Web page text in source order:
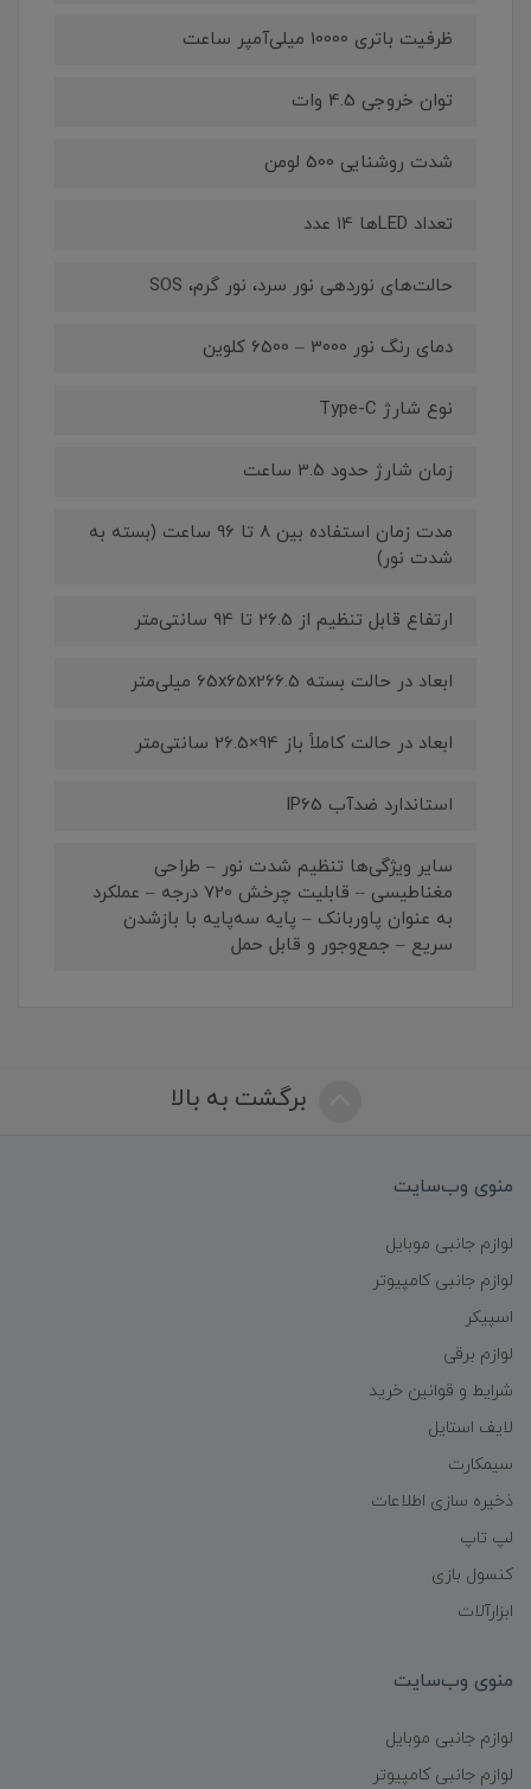
ظرفیت باتری 10000 میلی‌آمپر ساعت
توان خروجی 4.5 وات
شدت روشنایی 500 لومن
تعداد LED‌ها 14 عدد
حالت‌های نوردهی نور سرد، نور گرم، SOS
دمای رنگ نور 3000 – 6500 کلوین
نوع شارژ Type-C
زمان شارژ حدود 3.5 ساعت
مدت زمان استفاده بین 8 تا 96 ساعت (بسته به
شدت نور)
ارتفاع قابل تنظیم از 26.5 تا 94 سانتی‌متر
ابعاد در حالت بسته 65x65x266.5 میلی‌متر
ابعاد در حالت کاملاً باز 94×26.5 سانتی‌متر
استاندارد ضدآب IP65
سایر ویژگی‌ها تنظیم شدت نور – طراحی
مغناطیسی – قابلیت چرخش 720 درجه – عملکرد
به عنوان پاوربانک – پایه سه‌پایه با بازشدن
سریع – جمع‌وجور و قابل حمل
برگشت به بالا
منوی وب‌سایت
لوازم جانبی موبایل
لوازم جانبی کامپیوتر
اسپیکر
لوازم برقی
شرایط و قوانین خرید
لایف استایل
سیمکارت
ذخیره سازی اطلاعات
لپ تاپ
کنسول بازی
ابزارآلات
منوی وب‌سایت
لوازم جانبی موبایل
لوازم جانبی کامپیوتر